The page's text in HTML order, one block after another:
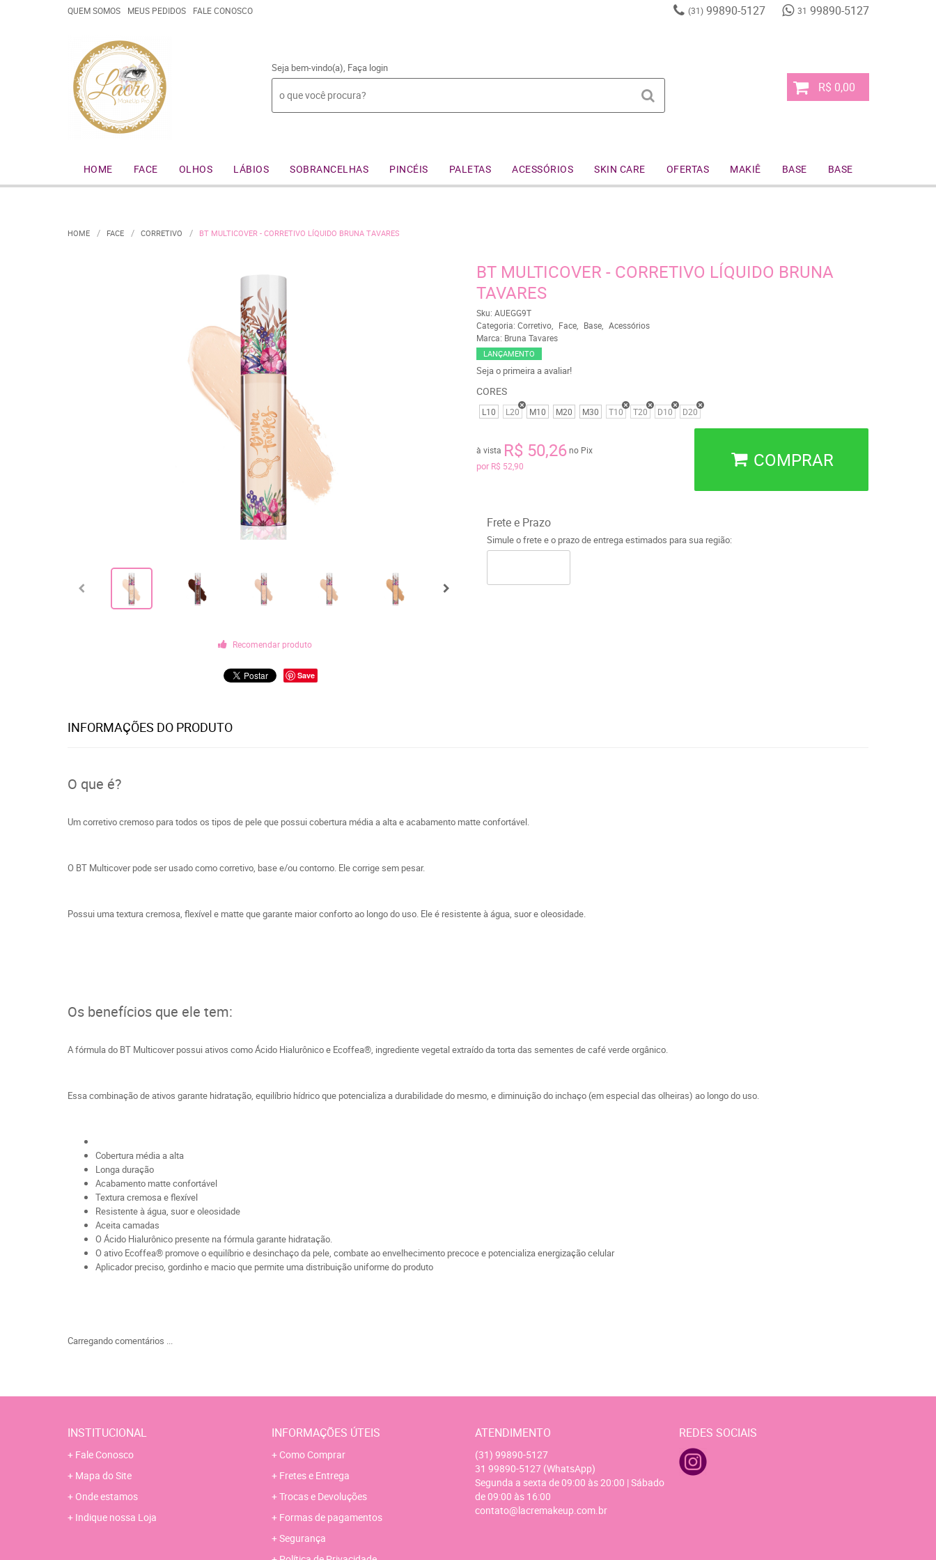
QUEM SOMOS MEUS PEDIDOS FALE CONOSCO (31)99890-5127 31 99890-5127
Seja bem-vindo(a), Faça login
R$ 0,00
HOME FACE OLHOS LÁBIOS SOBRANCELHAS PINCÉIS PALETAS ACESSÓRIOS SKIN CARE OFERTAS MAKIÊ BASE BASE
HOME FACE CORRETIVO BT MULTICOVER - CORRETIVO LÍQUIDO BRUNA TAVARES
Recomendar produto
Save
BT MULTICOVER - CORRETIVO LÍQUIDO BRUNA
TAVARES
Sku: AUEGG9T
Categoria: Corretivo Face Base
Acessórios
Marca: Bruna Tavares
LANÇAMENTO
Seja o primeira a avaliar!
CORES
L10 L20 M10 M20 M30 T10 T20 D10 D20
à vista R$ 50,26no Pix
por R$ 52,90 COMPRAR
Frete e Prazo
Simule o frete e o prazo de entrega estimados para sua região:
INFORMAÇÕES DO PRODUTO
O que é?
Um corretivo cremoso para todos os tipos de pele que possui cobertura média a alta e acabamento matte confortável.
O BT Multicover pode ser usado como corretivo, base e/ou contorno. Ele corrige sem pesar.
Possui uma textura cremosa, flexível e matte que garante maior conforto ao longo do uso. Ele é resistente à água, suor e oleosidade.
Os benefícios que ele tem:
A fórmula do BT Multicover possui ativos como Ácido Hialurônico e Ecoffea®, ingrediente vegetal extraído da torta das sementes de café verde orgânico.
Essa combinação de ativos garante hidratação, equilíbrio hídrico que potencializa a durabilidade do mesmo, e diminuição do inchaço (em especial das olheiras) ao longo do uso.
Cobertura média a alta
Longa duração
Acabamento matte confortável
Textura cremosa e flexível
Resistente à água, suor e oleosidade
Aceita camadas
O Ácido Hialurônico presente na fórmula garante hidratação.
O ativo Ecoffea® promove o equilíbrio e desinchaço da pele, combate ao envelhecimento precoce e potencializa energização celular
Aplicador preciso, gordinho e macio que permite uma distribuição uniforme do produto
Carregando comentários ...
INSTITUCIONAL
Fale Conosco
Mapa do Site
Onde estamos
Indique nossa Loja
INFORMAÇÕES ÚTEIS
Como Comprar
Fretes e Entrega
Trocas e Devoluções
Formas de pagamentos
Segurança
ATENDIMENTO
(31) 99890-5127
31 99890-5127 (WhatsApp)
Segunda a sexta de 09:00 às 20:00 | Sábado
de 09:00 às 16:00
contato@lacremakeup.com.br
REDES SOCIAIS